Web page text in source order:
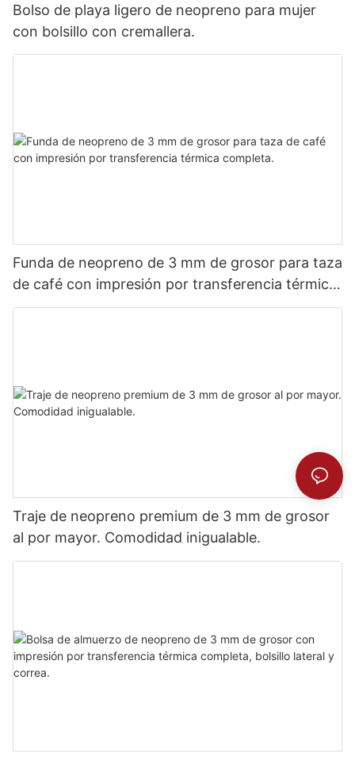
Bolso de playa ligero de neopreno para mujer
con bolsillo con cremallera.
Funda de neopreno de 3 mm de grosor para taza
de café con impresión por transferencia térmica
completa.
Traje de neopreno premium de 3 mm de grosor
al por mayor. Comodidad inigualable.